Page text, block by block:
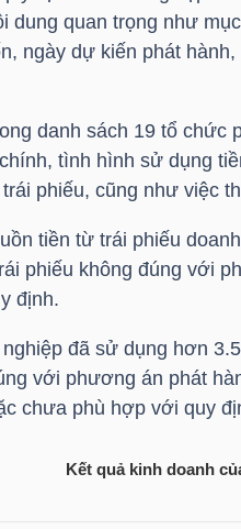
dung quan trọng như
ngày dự kiến phát
danh sách 19 tổ chức
tình hình sử dụng
phiếu, cũng như việc
tiền từ trái phiếu
phiếu không đúng với
định.
đã sử dụng hơn
với phương án phát
chưa phù hợp với quy
Kết quả kinh doanh